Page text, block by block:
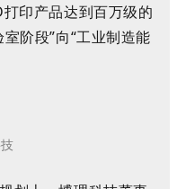
印产品达到百万级的
阶段”向“工业制造能